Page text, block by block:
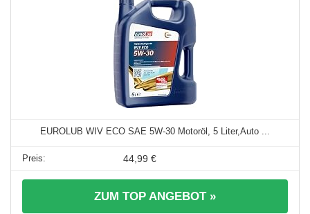
EUROLUB WIV ECO SAE 5W-30 Motoröl, 5 Liter,Auto ...
44,99 €
ZUM TOP ANGEBOT »